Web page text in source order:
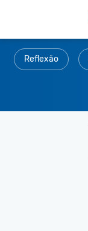
Reflexão